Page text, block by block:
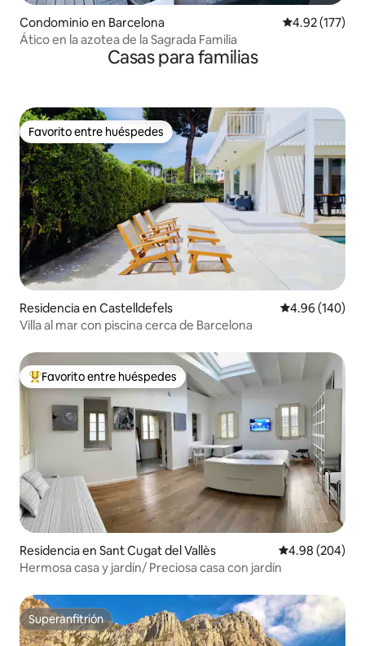
Condominio en Barcelona Calificación
4.92 (177)
Ático en la azotea de la Sagrada Familia
Casas para familias
Favorito entre huéspedes
Favorito entre huéspedes
Residencia en Castelldefels Calificación
4.96 (140)
Villa al mar con piscina cerca de Barcelona
De los mejores en Favorito entre huéspedes
Favorito entre huéspedes
Residencia en Sant Cugat del Vallès Calificación
4.98 (204)
Hermosa casa y jardín/ Preciosa casa con jardín
Superanfitrión
Superanfitrión